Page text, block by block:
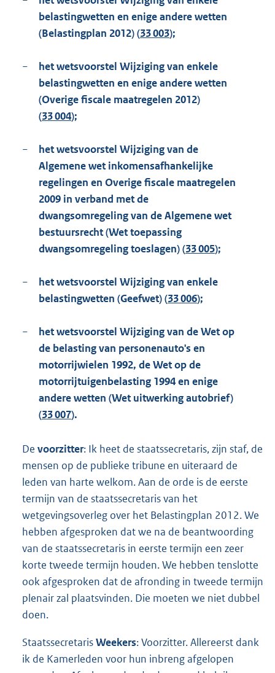
belastingwetten en enige andere wetten
(Belastingplan 2012) (33 003);
−
het wetsvoorstel Wijziging van enkele
belastingwetten en enige andere wetten
(Overige fiscale maatregelen 2012)
(33 004);
−
het wetsvoorstel Wijziging van de
Algemene wet inkomensafhankelijke
regelingen en Overige fiscale maatregelen
2009 in verband met de
dwangsomregeling van de Algemene wet
bestuursrecht (Wet toepassing
dwangsomregeling toeslagen) (33 005);
−
het wetsvoorstel Wijziging van enkele
belastingwetten (Geefwet) (33 006);
−
het wetsvoorstel Wijziging van de Wet op
de belasting van personenauto's en
motorrijwielen 1992, de Wet op de
motorrijtuigenbelasting 1994 en enige
andere wetten (Wet uitwerking autobrief)
(33 007).
De voorzitter: Ik heet de staatssecretaris, zijn staf, de
mensen op de publieke tribune en uiteraard de
leden van harte welkom. Aan de orde is de eerste
termijn van de staatssecretaris van het
wetgevingsoverleg over het Belastingplan 2012. We
hebben afgesproken dat we na de beantwoording
van de staatssecretaris in eerste termijn een zeer
korte tweede termijn houden. We hebben tenslotte
ook afgesproken dat de afronding in tweede termijn
plenair zal plaatsvinden. Die moeten we niet dubbel
doen.
StaatssecretarisWeekers: Voorzitter. Allereerst dank
ik de Kamerleden voor hun inbreng afgelopen